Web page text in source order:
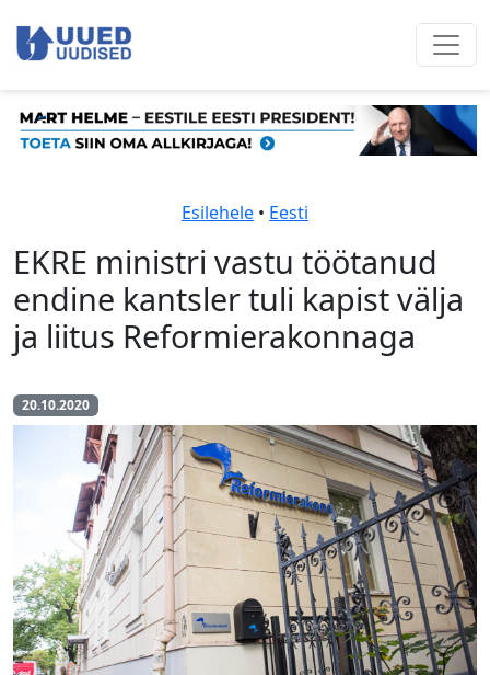
Esilehele • Eesti
EKRE ministri vastu töötanud
endine kantsler tuli kapist välja
ja liitus Reformierakonnaga
20.10.2020